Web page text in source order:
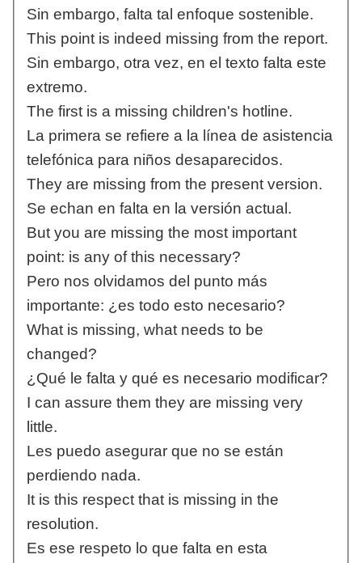
Sin embargo, falta tal enfoque sostenible.
This point is indeed missing from the report.
Sin embargo, otra vez, en el texto falta este
extremo.
The first is a missing children's hotline.
La primera se refiere a la línea de asistencia
telefónica para niños desaparecidos.
They are missing from the present version.
Se echan en falta en la versión actual.
But you are missing the most important
point: is any of this necessary?
Pero nos olvidamos del punto más
importante: ¿es todo esto necesario?
What is missing, what needs to be
changed?
¿Qué le falta y qué es necesario modificar?
I can assure them they are missing very
little.
Les puedo asegurar que no se están
perdiendo nada.
It is this respect that is missing in the
resolution.
Es ese respeto lo que falta en esta